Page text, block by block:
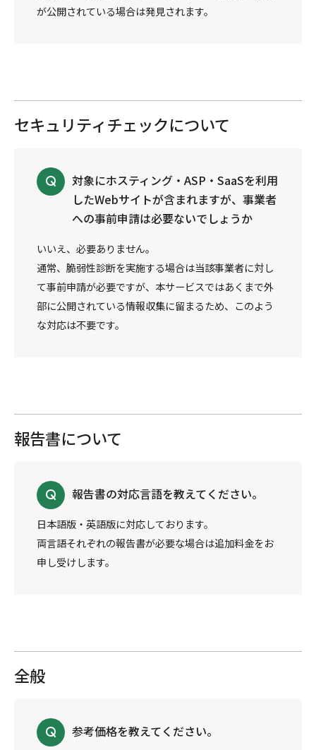
が公開されている場合は発見されます。
セキュリティチェックについて
対象にホスティング・ASP・SaaSを利用
したWebサイトが含まれますが、事業者
への事前申請は必要ないでしょうか
いいえ、必要ありません。
通常、脆弱性診断を実施する場合は当該事業者に対し
て事前申請が必要ですが、本サービスではあくまで外
部に公開されている情報収集に留まるため、このよう
な対応は不要です。
報告書について
報告書の対応言語を教えてください。
日本語版・英語版に対応しております。
両言語それぞれの報告書が必要な場合は追加料金をお
申し受けします。
全般
参考価格を教えてください。